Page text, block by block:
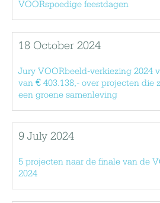
VOORspoedige feestdagen
18 October 2024
Jury VOORbeeld-verkiezing 2024
van € 403.138,- over projecten die
een groene samenleving
9 July 2024
5 projecten naar de finale van de
2024